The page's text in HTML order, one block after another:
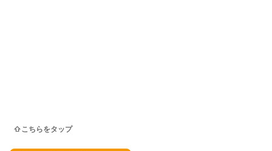
⇧こちらをタップ